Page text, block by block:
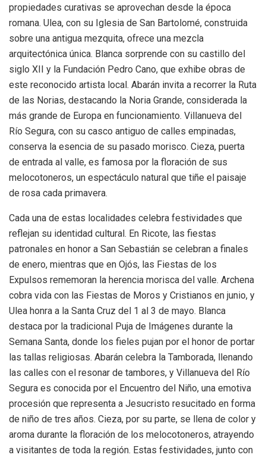
propiedades curativas se aprovechan desde la época
romana. Ulea, con su Iglesia de San Bartolomé, construida
sobre una antigua mezquita, ofrece una mezcla
arquitectónica única. Blanca sorprende con su castillo del
siglo XII y la Fundación Pedro Cano, que exhibe obras de
este reconocido artista local. Abarán invita a recorrer la Ruta
de las Norias, destacando la Noria Grande, considerada la
más grande de Europa en funcionamiento. Villanueva del
Río Segura, con su casco antiguo de calles empinadas,
conserva la esencia de su pasado morisco. Cieza, puerta
de entrada al valle, es famosa por la floración de sus
melocotoneros, un espectáculo natural que tiñe el paisaje
de rosa cada primavera.
Cada una de estas localidades celebra festividades que
reflejan su identidad cultural. En Ricote, las fiestas
patronales en honor a San Sebastián se celebran a finales
de enero, mientras que en Ojós, las Fiestas de los
Expulsos rememoran la herencia morisca del valle. Archena
cobra vida con las Fiestas de Moros y Cristianos en junio, y
Ulea honra a la Santa Cruz del 1 al 3 de mayo. Blanca
destaca por la tradicional Puja de Imágenes durante la
Semana Santa, donde los fieles pujan por el honor de portar
las tallas religiosas. Abarán celebra la Tamborada, llenando
las calles con el resonar de tambores, y Villanueva del Río
Segura es conocida por el Encuentro del Niño, una emotiva
procesión que representa a Jesucristo resucitado en forma
de niño de tres años. Cieza, por su parte, se llena de color y
aroma durante la floración de los melocotoneros, atrayendo
a visitantes de toda la región. Estas festividades, junto con